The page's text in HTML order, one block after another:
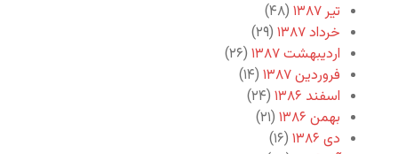
تیر ۱۳۸۷
(۴۸)
خرداد ۱۳۸۷
(۲۹)
اردیبهشت ۱۳۸۷
(۲۶)
فروردین ۱۳۸۷
(۱۴)
اسفند ۱۳۸۶
(۲۴)
بهمن ۱۳۸۶
(۲۱)
دی ۱۳۸۶
(۱۶)